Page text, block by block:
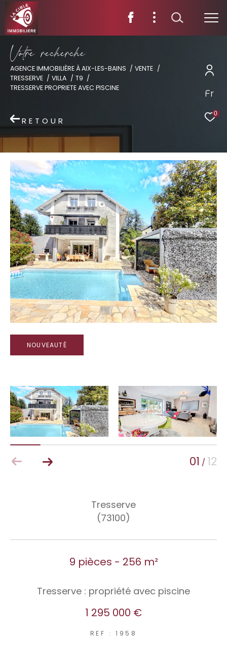
Fr
0
Votre recherche
AGENCE IMMOBILIÈRE À AIX-LES-BAINS
VENTE
TRESSERVE
VILLA
T9
TRESSERVE PROPRIETE AVEC PISCINE
RETOUR
NOUVEAUTÉ
01 / 12
Tresserve
(73100)
9 pièces - 256 m²
Tresserve : propriété avec piscine
1 295 000 €
REF : 1958